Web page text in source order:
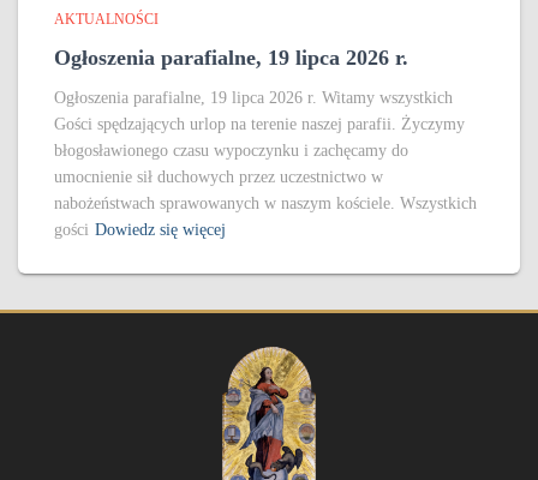
AKTUALNOŚCI
Ogłoszenia parafialne, 19 lipca 2026 r.
Ogłoszenia parafialne, 19 lipca 2026 r. Witamy wszystkich
Gości spędzających urlop na terenie naszej parafii. Życzymy
błogosławionego czasu wypoczynku i zachęcamy do
umocnienie sił duchowych przez uczestnictwo w
nabożeństwach sprawowanych w naszym kościele. Wszystkich
gości Dowiedz się więcej